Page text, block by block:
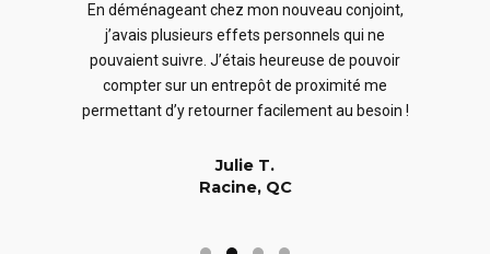
En déménageant chez mon nouveau conjoint,
j’avais plusieurs effets personnels qui ne
pouvaient suivre. J’étais heureuse de pouvoir
compter sur un entrepôt de proximité me
permettant d’y retourner facilement au besoin !
Julie T.
Racine, QC